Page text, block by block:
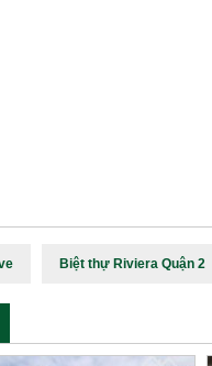
Biệt thự Riviera Quận 2